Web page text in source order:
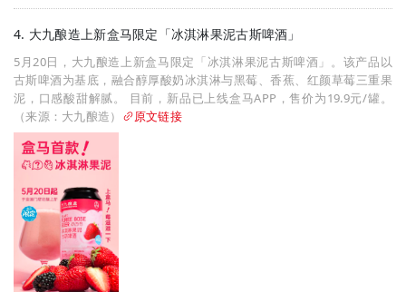
4. 大九酿造上新盒马限定「冰淇淋果泥古斯啤酒」
5月20日，大九酿造上新盒马限定「冰淇淋果泥古斯啤酒」。该产品以
古斯啤酒为基底，融合醇厚酸奶冰淇淋与黑莓、香蕉、红颜草莓三重果
泥，口感酸甜解腻。 目前，新品已上线盒马APP，售价为19.9元/罐。
（来源：大九酿造）
原文链接